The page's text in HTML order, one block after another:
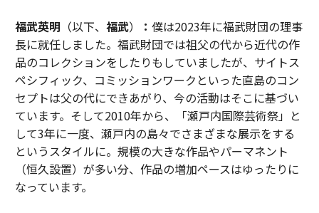
福武英明（以下、 福武） ： 僕は2023年に福武財団の理事
長に就任しました。福武財団では祖父の代から近代の作
品のコレクションをしたりもしていましたが、サイトス
ペシフィック、コミッションワークといった直島のコン
セプトは父の代にできあがり、今の活動はそこに基づい
ています。そして2010年から、「瀬戸内国際芸術祭」と
して3年に一度、瀬戸内の島々でさまざまな展示をする
というスタイルに。規模の大きな作品やパーマネント
（恒久設置）が多い分、作品の増加ペースはゆったりに
なっています。